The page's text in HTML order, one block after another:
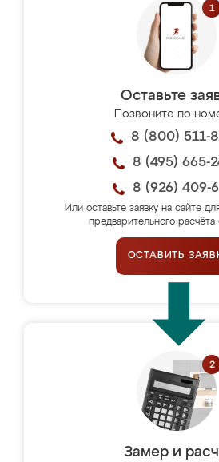
Оставьте
Позвоните по
8 (800) 511-
8 (495) 665-
8 (926) 409-
Или оставьте заявку на сайте
предварительного расчёта
ОСТАВИТЬ
Замер и